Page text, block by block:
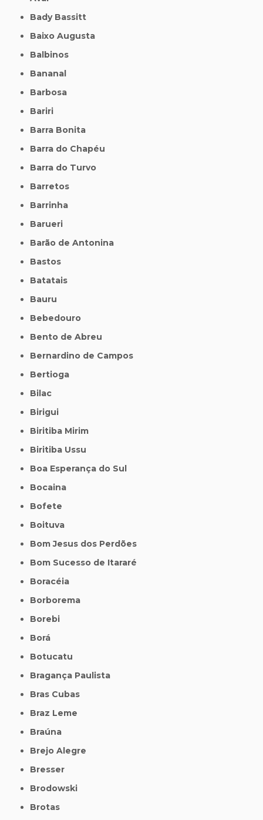
Bady Bassitt
Baixo Augusta
Balbinos
Bananal
Barbosa
Bariri
Barra Bonita
Barra do Chapéu
Barra do Turvo
Barretos
Barrinha
Barueri
Barão de Antonina
Bastos
Batatais
Bauru
Bebedouro
Bento de Abreu
Bernardino de Campos
Bertioga
Bilac
Birigui
Biritiba Mirim
Biritiba Ussu
Boa Esperança do Sul
Bocaina
Bofete
Boituva
Bom Jesus dos Perdões
Bom Sucesso de Itararé
Boracéia
Borborema
Borebi
Borá
Botucatu
Bragança Paulista
Bras Cubas
Braz Leme
Braúna
Brejo Alegre
Bresser
Brodowski
Brotas